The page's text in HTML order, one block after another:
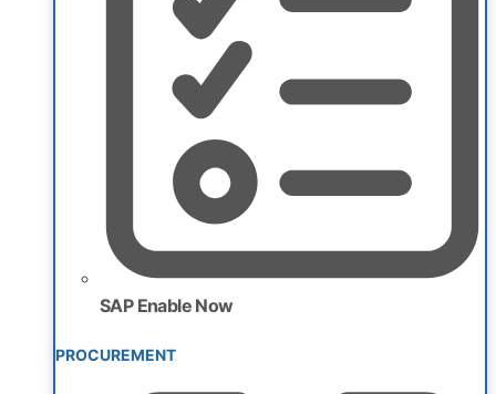
SAP Enable Now
PROCUREMENT